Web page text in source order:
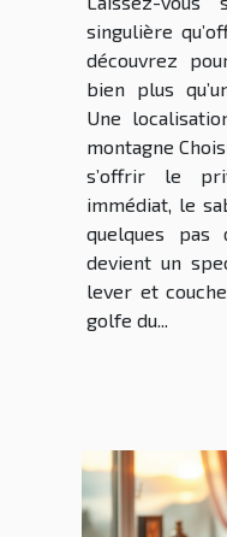
singulière
découvrez
bien plus
Une
montagne
s’offrir le
immédiat, le
quelques
devient un
lever et
golfe du...